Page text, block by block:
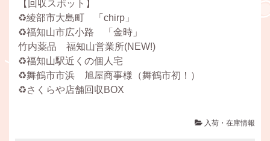
【回収スポット】
♻️綾部市大島町 「chirp」
♻️福知山市広小路 「金時」
竹内薬品 福知山営業所(NEW!)
♻️福知山駅近くの個人宅
♻️舞鶴市市浜 旭屋商事様（舞鶴市初！）
♻️さくらや店舗回収BOX
入荷・在庫情報